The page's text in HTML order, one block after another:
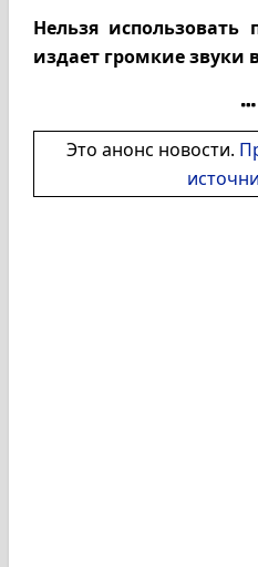
Нельзя использовать
издает громкие звуки
Это анонс новости.